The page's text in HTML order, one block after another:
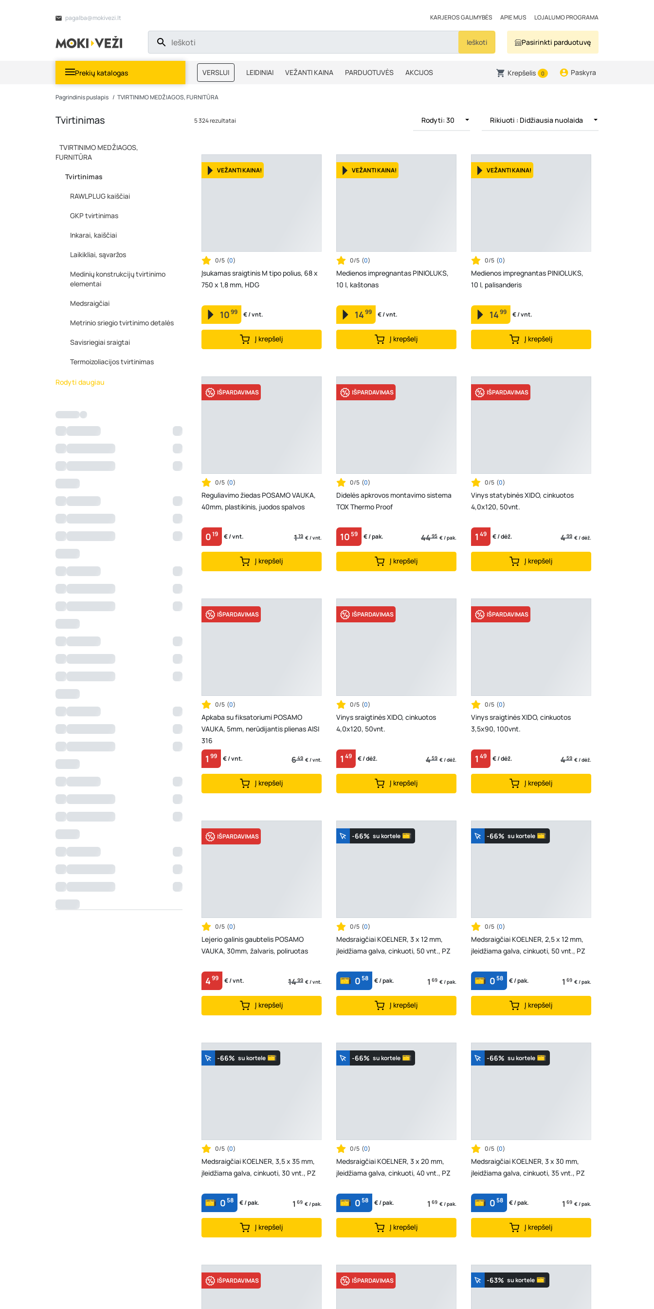
pagalba@mokivezi.lt KARJEROS GALIMYBĖS APIE MUS LOJALUMO PROGRAMA
Ieškoti Pasirinkti parduotuvę
Prekių katalogas VERSLUI LEIDINIAI VEŽANTI KAINA PARDUOTUVĖS AKCIJOS
MOKIBLOGAS
Krepšelis 0 Paskyra
Pagrindinis puslapis TVIRTINIMO MEDŽIAGOS, FURNITŪRA
Tvirtinimas
TVIRTINIMO MEDŽIAGOS,
FURNITŪRA
Tvirtinimas
RAWLPLUG kaiščiai
GKP tvirtinimas
Inkarai, kaiščiai
Laikikliai, sąvaržos
Medinių konstrukcijų tvirtinimo
elementai
Medsraigčiai
Metrinio sriegio tvirtinimo detalės
Savisriegiai sraigtai
Termoizoliacijos tvirtinimas
Rodyti daugiau
5 324 rezultatai Rodyti: 30 Rikiuoti : Didžiausia nuolaida
VEŽANTI KAINA!
0/5 (0)
Įsukamas sraigtinis M tipo polius, 68 x
750 x 1,8 mm, HDG
1099 € / vnt.
Į krepšelį
VEŽANTI KAINA!
0/5 (0)
Medienos impregnantas PINIOLUKS,
10 l, kaštonas
1499 € / vnt.
Į krepšelį
VEŽANTI KAINA!
0/5 (0)
Medienos impregnantas PINIOLUKS,
10 l, palisanderis
1499 € / vnt.
Į krepšelį
IŠPARDAVIMAS
0/5 (0)
Reguliavimo žiedas POSAMO VAUKA,
40mm, plastikinis, juodos spalvos
019 € / vnt. 119 € / vnt.
Į krepšelį
IŠPARDAVIMAS
0/5 (0)
Didelės apkrovos montavimo sistema
TOX Thermo Proof
1059 € / pak. 4495 € / pak.
Į krepšelį
IŠPARDAVIMAS
0/5 (0)
Vinys statybinės XIDO, cinkuotos
4,0x120, 50vnt.
1 49 € / dėž. 499 € / dėž.
Į krepšelį
IŠPARDAVIMAS
0/5 (0)
Apkaba su fiksatoriumi POSAMO
VAUKA, 5mm, nerūdijantis plienas AISI
316
1 99 € / vnt. 649 € / vnt.
Į krepšelį
IŠPARDAVIMAS
0/5 (0)
Vinys sraigtinės XIDO, cinkuotos
4,0x120, 50vnt.
1 49 € / dėž. 459 € / dėž.
Į krepšelį
IŠPARDAVIMAS
0/5 (0)
Vinys sraigtinės XIDO, cinkuotos
3,5x90, 100vnt.
1 49 € / dėž. 459 € / dėž.
Į krepšelį
IŠPARDAVIMAS
0/5 (0)
Lejerio galinis gaubtelis POSAMO
VAUKA, 30mm, žalvaris, poliruotas
499 € / vnt. 1499 € / vnt.
Į krepšelį
-66% su kortele
0/5 (0)
Medsraigčiai KOELNER, 3 x 12 mm,
įleidžiama galva, cinkuoti, 50 vnt., PZ
058 € / pak. 1 69 € / pak.
Į krepšelį
-66% su kortele
0/5 (0)
Medsraigčiai KOELNER, 2,5 x 12 mm,
įleidžiama galva, cinkuoti, 50 vnt., PZ
058 € / pak. 1 69 € / pak.
Į krepšelį
-66% su kortele
0/5 (0)
Medsraigčiai KOELNER, 3,5 x 35 mm,
įleidžiama galva, cinkuoti, 30 vnt., PZ
058 € / pak. 1 69 € / pak.
Į krepšelį
-66% su kortele
0/5 (0)
Medsraigčiai KOELNER, 3 x 20 mm,
įleidžiama galva, cinkuoti, 40 vnt., PZ
058 € / pak. 1 69 € / pak.
Į krepšelį
-66% su kortele
0/5 (0)
Medsraigčiai KOELNER, 3 x 30 mm,
įleidžiama galva, cinkuoti, 35 vnt., PZ
058 € / pak. 1 69 € / pak.
Į krepšelį
IŠPARDAVIMAS IŠPARDAVIMAS -63% su kortele